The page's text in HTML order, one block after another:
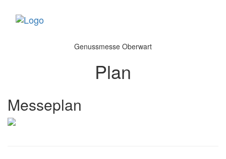
Genussmesse Oberwart
Plan
Messeplan